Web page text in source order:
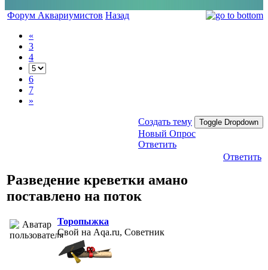
Форум Аквариумистов Назад
«
3
4
6
7
»
Создать тему Toggle Dropdown
Новый Опрос
Ответить
Ответить
Разведение креветки амано
поставлено на поток
Торопыжка
Свой на Aqa.ru, Советник